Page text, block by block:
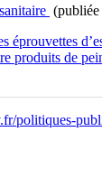
éprouvettes
produits de
politiques-